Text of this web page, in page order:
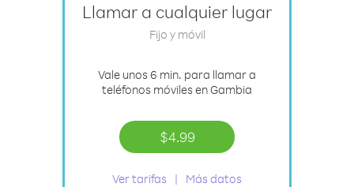
Llamar a cualquier lugar
Fijo y móvil
Vale unos 6 min. para llamar a
teléfonos móviles en Gambia
$4.99
Ver tarifas Más datos